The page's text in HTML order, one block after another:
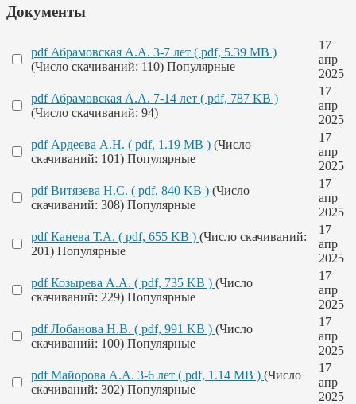
Документы
pdf Абрамовская А.А. 3-7 лет ( pdf, 5.39 MB )
(Число скачиваний: 110) Популярные
17
апр
2025
pdf Абрамовская А.А. 7-14 лет ( pdf, 787 KB )
(Число скачиваний: 94)
17
апр
2025
pdf Ардеева А.Н. ( pdf, 1.19 MB ) (Число
скачиваний: 101) Популярные
17
апр
2025
pdf Витязева Н.С. ( pdf, 840 KB ) (Число
скачиваний: 308) Популярные
17
апр
2025
pdf Канева Т.А. ( pdf, 655 KB ) (Число скачиваний:
201) Популярные
17
апр
2025
pdf Козырева А.А. ( pdf, 735 KB ) (Число
скачиваний: 229) Популярные
17
апр
2025
pdf Лобанова Н.В. ( pdf, 991 KB ) (Число
скачиваний: 100) Популярные
17
апр
2025
pdf Майорова А.А. 3-6 лет ( pdf, 1.14 MB ) (Число
скачиваний: 302) Популярные
17
апр
2025